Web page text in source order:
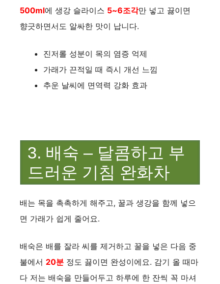
500ml에 생강 슬라이스 5~6조각만 넣고 끓이면
향긋하면서도 알싸한 맛이 납니다.
진저롤 성분이 목의 염증 억제
가래가 끈적일 때 즉시 개선 느낌
추운 날씨에 면역력 강화 효과
3. 배숙 – 달콤하고 부
드러운 기침 완화차
배는 목을 촉촉하게 해주고, 꿀과 생강을 함께 넣으
면 가래가 쉽게 줄어요.
배숙은 배를 잘라 씨를 제거하고 꿀을 넣은 다음 중
불에서 20분 정도 끓이면 완성이에요. 감기 올 때마
다 저는 배숙을 만들어두고 하루에 한 잔씩 꼭 마셔